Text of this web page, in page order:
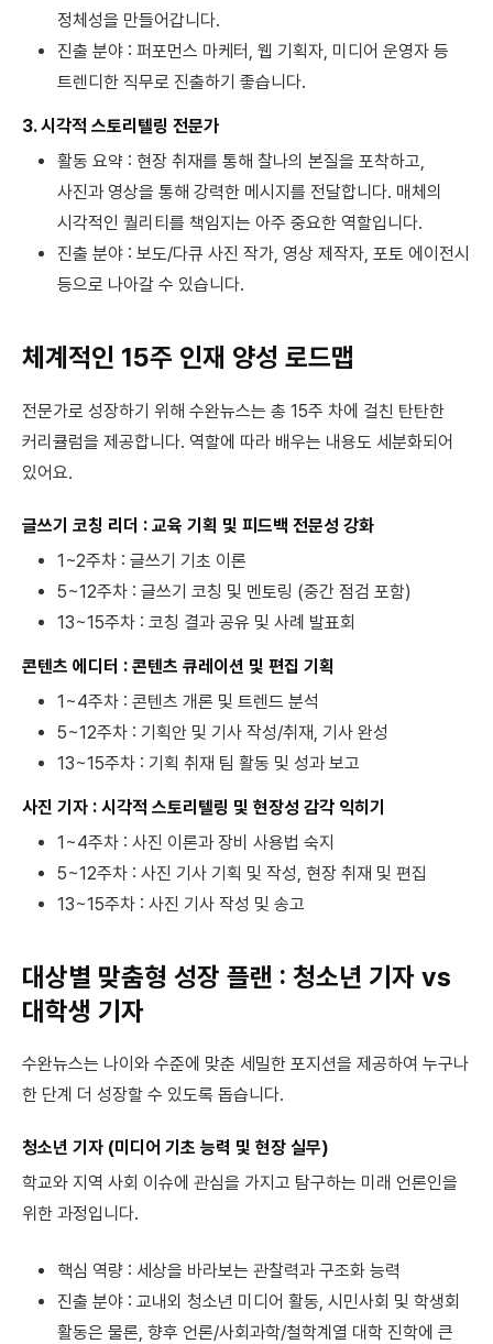
정체성을 만들어갑니다.
진출 분야 : 퍼포먼스 마케터, 웹 기획자, 미디어 운영자 등
트렌디한 직무로 진출하기 좋습니다.
3. 시각적 스토리텔링 전문가
활동 요약 : 현장 취재를 통해 찰나의 본질을 포착하고,
사진과 영상을 통해 강력한 메시지를 전달합니다. 매체의
시각적인 퀄리티를 책임지는 아주 중요한 역할입니다.
진출 분야 : 보도/다큐 사진 작가, 영상 제작자, 포토 에이전시
등으로 나아갈 수 있습니다.
체계적인 15주 인재 양성 로드맵
전문가로 성장하기 위해 수완뉴스는 총 15주 차에 걸친 탄탄한
커리큘럼을 제공합니다. 역할에 따라 배우는 내용도 세분화되어
있어요.
글쓰기 코칭 리더 : 교육 기획 및 피드백 전문성 강화
1~2주차 : 글쓰기 기초 이론
5~12주차 : 글쓰기 코칭 및 멘토링 (중간 점검 포함)
13~15주차 : 코칭 결과 공유 및 사례 발표회
콘텐츠 에디터 : 콘텐츠 큐레이션 및 편집 기획
1~4주차 : 콘텐츠 개론 및 트렌드 분석
5~12주차 : 기획안 및 기사 작성/취재, 기사 완성
13~15주차 : 기획 취재 팀 활동 및 성과 보고
사진 기자 : 시각적 스토리텔링 및 현장성 감각 익히기
1~4주차 : 사진 이론과 장비 사용법 숙지
5~12주차 : 사진 기사 기획 및 작성, 현장 취재 및 편집
13~15주차 : 사진 기사 작성 및 송고
대상별 맞춤형 성장 플랜 : 청소년 기자 vs
대학생 기자
수완뉴스는 나이와 수준에 맞춘 세밀한 포지션을 제공하여 누구나
한 단계 더 성장할 수 있도록 돕습니다.
청소년 기자 (미디어 기초 능력 및 현장 실무)
학교와 지역 사회 이슈에 관심을 가지고 탐구하는 미래 언론인을
위한 과정입니다.
핵심 역량 : 세상을 바라보는 관찰력과 구조화 능력
진출 분야 : 교내외 청소년 미디어 활동, 시민사회 및 학생회
활동은 물론, 향후 언론/사회과학/철학계열 대학 진학에 큰